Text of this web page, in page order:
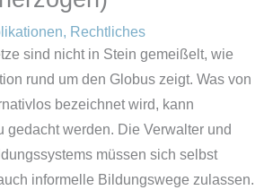
, Rechtliches
sind nicht in Stein gemeißelt, wie
rund um den Globus zeigt. Was von
bezeichnet wird, kann
gedacht werden. Die Verwalter und
müssen sich selbst
informelle Bildungswege zulassen.